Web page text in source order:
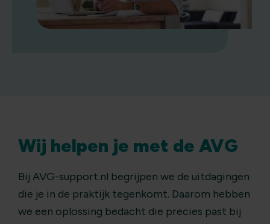
Wij helpen je met de AVG
Bij AVG-support.nl begrijpen we de uitdagingen
die je in de praktijk tegenkomt. Daarom hebben
we een oplossing bedacht die precies past bij